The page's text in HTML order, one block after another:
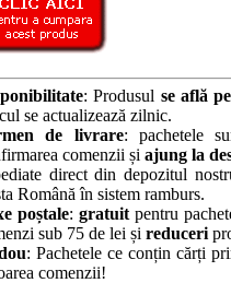
: Produsul se află
se actualizează zilnic.
de livrare: pachetele
comenzii șiajung la
direct din depozitul
Română în sistem ramburs.
poștale: gratuitpentru
sub 75 de lei și reduceri
: Pachetele ce conțin cărți
comenzii!